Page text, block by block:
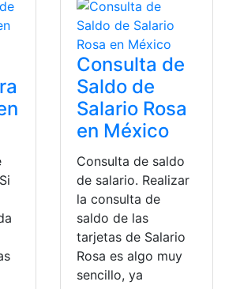
Consulta de
Saldo de
Salario Rosa
en México
Consulta de saldo
de salario. Realizar
la consulta de
saldo de las
tarjetas de Salario
Rosa es algo muy
sencillo, ya